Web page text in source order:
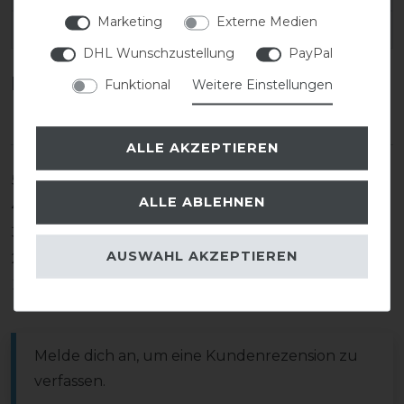
Kundenrezensionen (0)
5
0
4
0
3
0
2
0
1
Melde dich an, um eine Kundenrezension zu
verfassen.
Marketing
Externe Medien
DHL Wunschzustellung
PayPal
Funktional
Weitere Einstellungen
ALLE AKZEPTIEREN
ALLE ABLEHNEN
AUSWAHL AKZEPTIEREN